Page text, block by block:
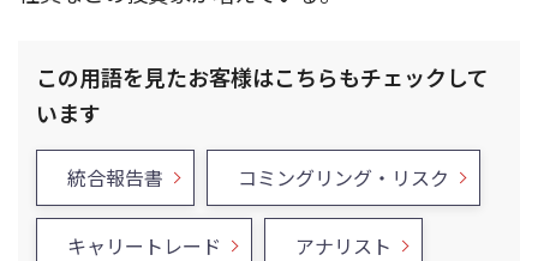
この用語を見たお客様はこちらもチェックして
います
統合報告書 コミングリング・リスク
キャリートレード アナリスト